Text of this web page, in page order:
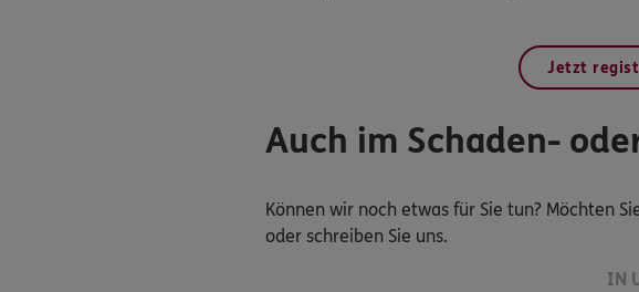
Jetzt
Auch im Schaden-
Können wir noch etwas für Sie tun? Möchten
oder schreiben Sie uns.
IN